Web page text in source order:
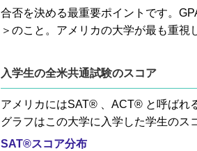
合否を決める最重要ポイントです。
＞のこと。アメリカの大学が最も重視
入学生の全米共通試験のスコア
アメリカにはSAT® 、ACT® と呼ばれ
グラフはこの大学に入学した学生のス
SAT®スコア分布